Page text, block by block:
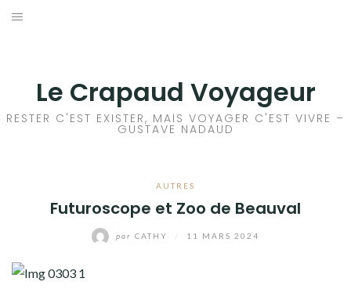
Aller
Le Crapaud Voyageur
RESTER C'EST EXISTER, MAIS VOYAGER C'EST VIVRE –
GUSTAVE NADAUD
AUTRES
Futuroscope et Zoo de Beauval
par CATHY 11 MARS 2024
EUROPE
AMÉRIQUE DU NORD